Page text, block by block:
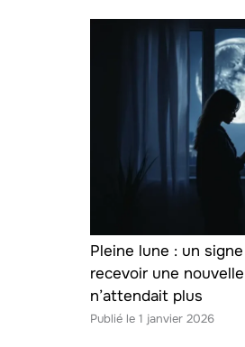
Pleine lune : un
recevoir une nouvelle
n’attendait plus
1 janvier 2026